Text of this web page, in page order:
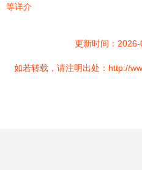
等详介
更新时间：
如若转载，请注明出处：http://